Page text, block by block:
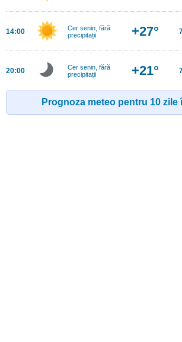
14:00
Cer senin, fără
precipitații
+27°
20:00
Cer senin, fără
precipitații
+21°
Prognoza meteo pentru 10 zile